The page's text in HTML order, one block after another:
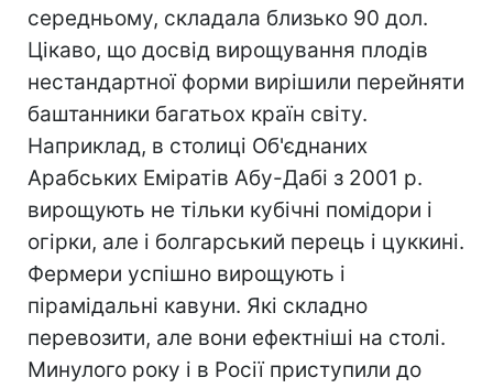
середньому, складала близько 90 дол.
Цікаво, що досвід вирощування плодів
нестандартної форми вирішили перейняти
баштанники багатьох країн світу.
Наприклад, в столиці Об'єднаних
Арабських Еміратів Абу-Дабі з 2001 р.
вирощують не тільки кубічні помідори і
огірки, але і болгарський перець і цуккині.
Фермери успішно вирощують і
пірамідальні кавуни. Які складно
перевозити, але вони ефектніші на столі.
Минулого року і в Росії приступили до